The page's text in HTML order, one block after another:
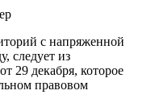
с напряженной
следует из
29 декабря, которое
правовом